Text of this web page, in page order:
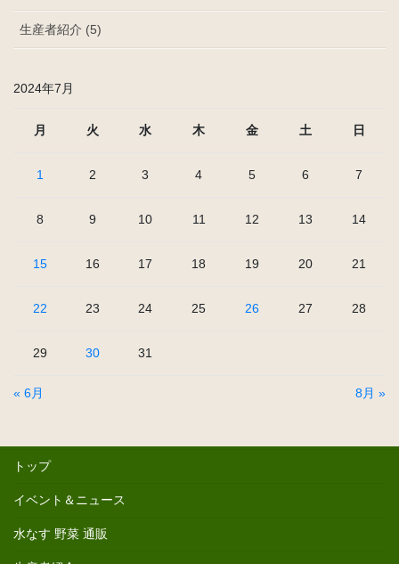
生産者紹介 (5)
2024年7月
月 火 水 木 金 土 日
1 2 3 4 5 6 7
8 9 10 11 12 13 14
15 16 17 18 19 20 21
22 23 24 25 26 27 28
29 30 31
« 6月 8月 »
トップ
イベント＆ニュース
水なす 野菜 通販